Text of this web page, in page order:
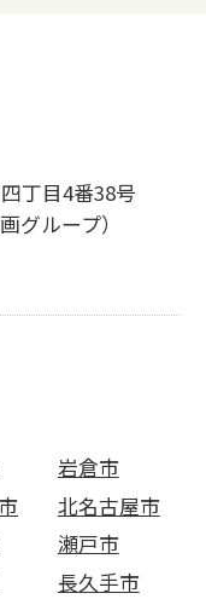
丁目4番38号
グループ）
岩倉市
北名古屋市
瀬戸市
長久手市